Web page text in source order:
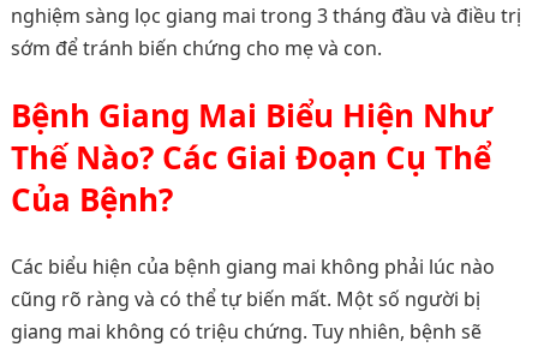
nghiệm sàng lọc giang mai trong 3 tháng đầu và điều trị
sớm để tránh biến chứng cho mẹ và con.
Bệnh Giang Mai Biểu Hiện Như
Thế Nào? Các Giai Đoạn Cụ Thể
Của Bệnh?
Các biểu hiện của bệnh giang mai không phải lúc nào
cũng rõ ràng và có thể tự biến mất. Một số người bị
giang mai không có triệu chứng. Tuy nhiên, bệnh sẽ